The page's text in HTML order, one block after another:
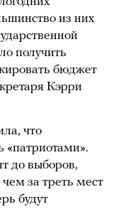
из них
получить
бюджет
Кэрри
что
«патриотами».
до выборов,
за треть мест
будут